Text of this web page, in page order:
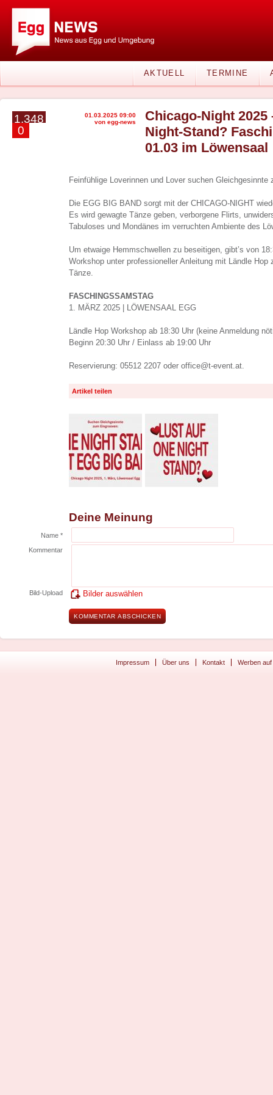
AKTUELL TERMINE
1.348
0
01.03.2025 09:00
von egg-news
Chicago-Night 2025
Night-Stand?
01.03 im Löwensaal
Feinfühlige Loverinnen und Lover suchen Gleichgesinnte
Die EGG BIG BAND sorgt mit der CHICAGO-NIGHT
Es wird gewagte Tänze geben, verborgene Flirts,
Tabuloses und Mondänes im verruchten Ambiente des
Um etwaige Hemmschwellen zu beseitigen, gibt’s von
Workshop unter professioneller Anleitung mit Ländle Hop
Tänze.
FASCHINGSSAMSTAG
1. MÄRZ 2025 | LÖWENSAAL EGG
Ländle Hop Workshop ab 18:30 Uhr (keine Anmeldung
Beginn 20:30 Uhr / Einlass ab 19:00 Uhr
Reservierung: 05512 2207 oder office@t-event.at.
Artikel teilen
Deine Meinung
Name *
Kommentar
Bild-Upload Bilder auswählen
Impressum Über uns Kontakt Werben